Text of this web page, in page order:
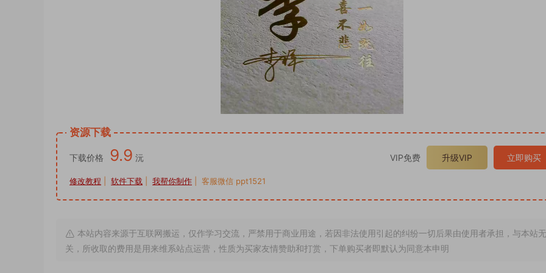
资源下载
下载价格 9.9 沅 VIP免费 升级VIP 立即购买
修改教程 软件下载 我帮你制作 | 客服微信 ppt1521
本站内容来源于互联网搬运，仅作学习交流，严禁用于商业用途，若因非法使用引起的纠纷一切后果由使用者承担，与本站无
关，所收取的费用是用来维系站点运营，性质为买家友情赞助和打赏，下单购买者即默认为同意本申明